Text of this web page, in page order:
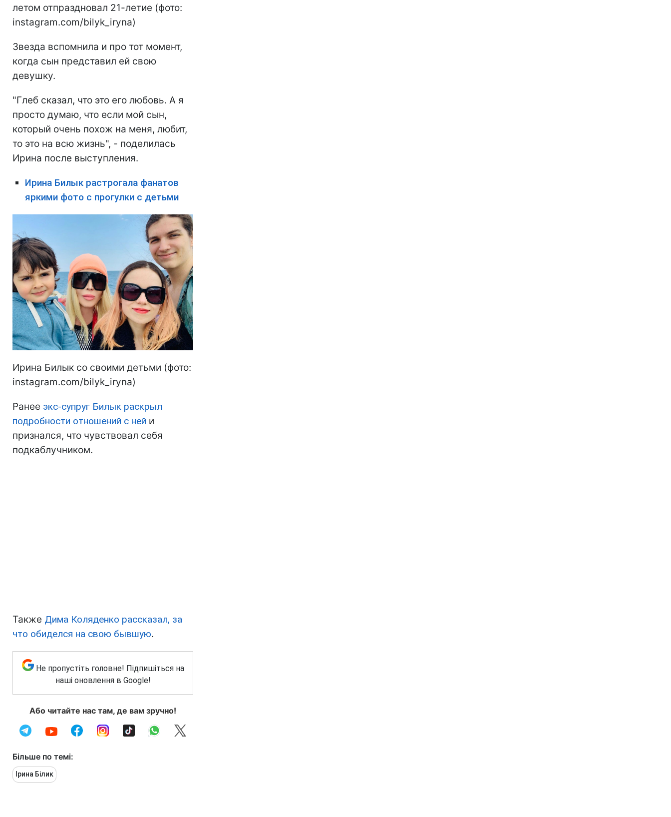
летом отпраздновал 21-летие (фото:
instagram.com/bilyk_iryna)
Звезда вспомнила и про тот момент,
когда сын представил ей свою
девушку.
"Глеб сказал, что это его любовь. А я
просто думаю, что если мой сын,
который очень похож на меня, любит,
то это на всю жизнь", - поделилась
Ирина после выступления.
Ирина Билык растрогала фанатов
яркими фото с прогулки с детьми
Ирина Билык со своими детьми (фото:
instagram.com/bilyk_iryna)
Ранее экс-супруг Билык раскрыл
подробности отношений с ней и
признался, что чувствовал себя
подкаблучником.
Также Дима Коляденко рассказал, за
что обиделся на свою бывшую.
Не пропустіть головне! Підпишіться на
наші оновлення в Google!
Або читайте нас там, де вам зручно!
Більше по темі:
Ірина Білик